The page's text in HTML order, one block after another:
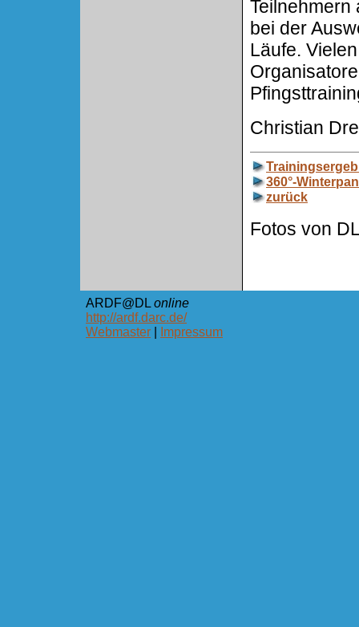
Teilnehmern
bei der
Läufe.
Christian
360°-
zurück
Fotos von
ARDF@DL online
http://ardf.darc.de/
Webmaster
Impressum